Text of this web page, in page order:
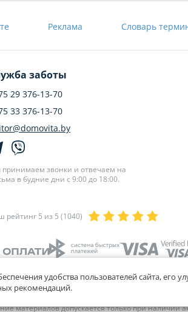
Реклама Словарь
заботы
29 376-13-70
33 376-13-70
звонки и отвечаем на
в будние дни с 9:00 до 18:00.
рейтинг 5 из 5 (1040)
обработки файлов cookie
материалов допускается только при наличии
удобства пользователей сайта, его
рекомендаций.